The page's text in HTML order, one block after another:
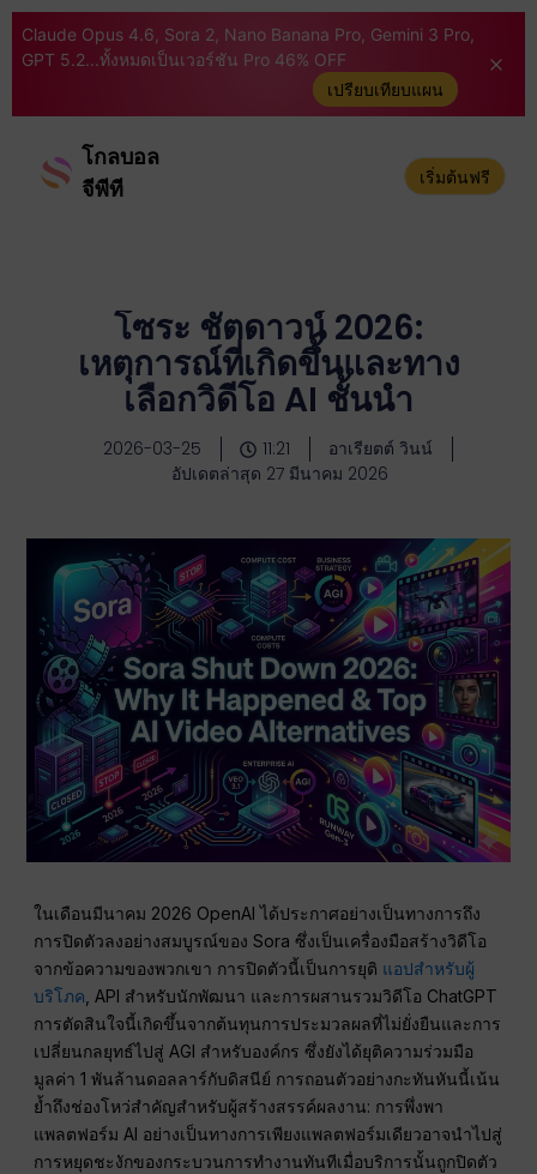
Claude Opus 4.6, Sora 2, Nano Banana Pro, Gemini 3 Pro,
GPT 5.2...ทั้งหมดเป็นเวอร์ชัน Pro 46% OFF
เปรียบเทียบแผน
โกลบอล
จีพีที
เริ่มต้นฟรี
โซระ ชัตดาวน์ 2026:
เหตุการณ์ที่เกิดขึ้นและทาง
เลือกวิดีโอ AI ชั้นนำ
2026-03-25 11:21
อาเรียตต์ วินน์
อัปเดตล่าสุด 27 มีนาคม 2026
ในเดือนมีนาคม 2026 OpenAI ได้ประกาศอย่างเป็นทางการถึง
การปิดตัวลงอย่างสมบูรณ์ของ Sora ซึ่งเป็นเครื่องมือสร้างวิดีโอ
จากข้อความของพวกเขา การปิดตัวนี้เป็นการยุติ แอปสำหรับผู้
บริโภค , API สำหรับนักพัฒนา และการผสานรวมวิดีโอ ChatGPT
การตัดสินใจนี้เกิดขึ้นจากต้นทุนการประมวลผลที่ไม่ยั่งยืนและการ
เปลี่ยนกลยุทธ์ไปสู่ AGI สำหรับองค์กร ซึ่งยังได้ยุติความร่วมมือ
มูลค่า 1 พันล้านดอลลาร์กับดิสนีย์ การถอนตัวอย่างกะทันหันนี้เน้น
ย้ำถึงช่องโหว่สำคัญสำหรับผู้สร้างสรรค์ผลงาน: การพึ่งพา
แพลตฟอร์ม AI อย่างเป็นทางการเพียงแพลตฟอร์มเดียวอาจนำไปสู่
การหยุดชะงักของกระบวนการทำงานทันทีเมื่อบริการนั้นถูกปิดตัว